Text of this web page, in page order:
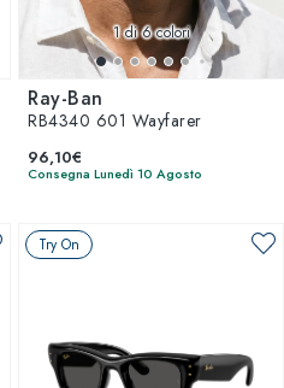
1di 6 colori
Ray-Ban
RB4340 601 Wayfarer
96,10€
Consegna Lunedì 10 Agosto
Try On